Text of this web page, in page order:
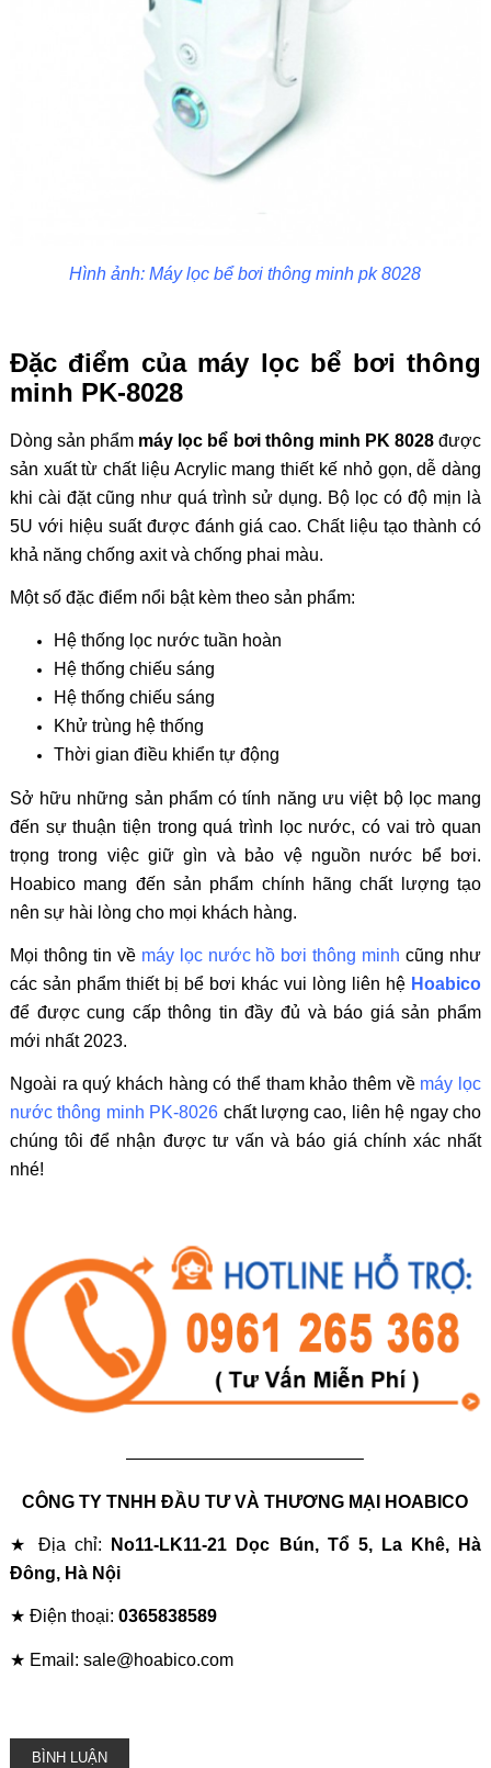
Hình ảnh: Máy lọc bể bơi thông minh pk 8028
Đặc điểm của máy lọc bể bơi thông
minh PK-8028
Dòng sản phẩm máy lọc bể bơi thông minh PK 8028được
sản xuất từ chất liệu Acrylic mang thiết kế nhỏ gọn, dễ dàng
khi cài đặt cũng như quá trình sử dụng. Bộ lọc có độ mịn là
5U với hiệu suất được đánh giá cao. Chất liệu tạo thành có
khả năng chống axit và chống phai màu.
Một số đặc điểm nổi bật kèm theo sản phẩm:
Hệ thống lọc nước tuần hoàn
Hệ thống chiếu sáng
Hệ thống chiếu sáng
Khử trùng hệ thống
Thời gian điều khiển tự động
Sở hữu những sản phẩm có tính năng ưu việt bộ lọc mang
đến sự thuận tiện trong quá trình lọc nước, có vai trò quan
trọng trong việc giữ gìn và bảo vệ nguồn nước bể bơi.
Hoabico mang đến sản phẩm chính hãng chất lượng tạo
nên sự hài lòng cho mọi khách hàng.
Mọi thông tin về máy lọc nước hồ bơi thông minh cũng như
các sản phẩm thiết bị bể bơi khác vui lòng liên hệ Hoabico
để được cung cấp thông tin đầy đủ và báo giá sản phẩm
mới nhất 2023.
Ngoài ra quý khách hàng có thể tham khảo thêm về máy lọc
nước thông minh PK-8026 chất lượng cao, liên hệ ngay cho
chúng tôi để nhận được tư vấn và báo giá chính xác nhất
nhé!
—————————————–
CÔNG TY TNHH ĐẦU TƯ VÀ THƯƠNG MẠI HOABICO
★ Địa chỉ:
No11-LK11-21 Dọc Bún, Tổ 5, La Khê, Hà
Đông, Hà Nội
★ Điện thoại: 0365838589
★ Email: sale@hoabico.com
BÌNH LUẬN